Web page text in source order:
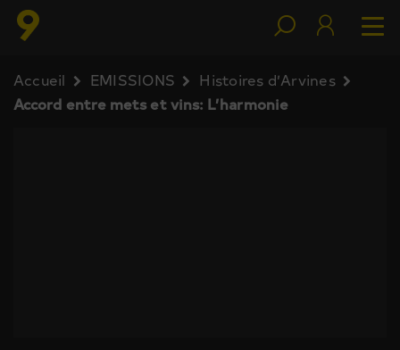
Accueil EMISSIONS
Histoires d’Arvines
Accord entre mets et vins: L’harmonie